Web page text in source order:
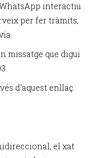
interactiu
per fer tràmits,
missatge que digui
d'aquest enllaç:
el xat